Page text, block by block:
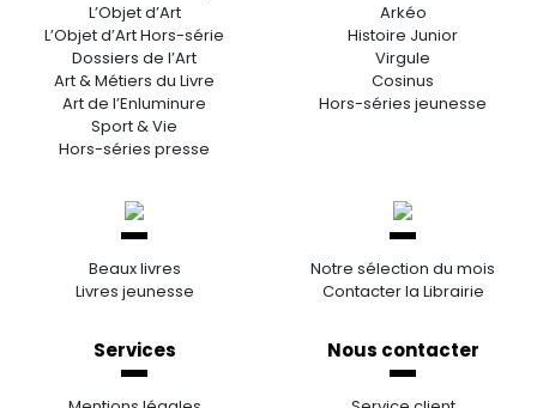
L’Objet d’Art
L’Objet d’Art Hors-série
Dossiers de l’Art
Art & Métiers du Livre
Art de l’Enluminure
Sport & Vie
Hors-séries presse
Arkéo
Histoire Junior
Virgule
Cosinus
Hors-séries jeunesse
Beaux livres
Livres jeunesse
Notre sélection du mois
Contacter la Librairie
Services Nous contacter